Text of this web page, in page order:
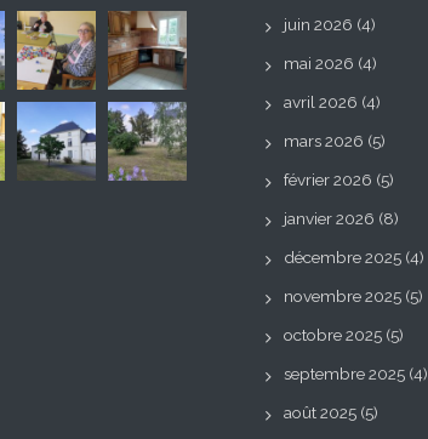
juin 2026 (4)
mai 2026 (4)
avril 2026 (4)
mars 2026 (5)
février 2026 (5)
janvier 2026 (8)
décembre 2025 (4)
novembre 2025 (5)
octobre 2025 (5)
septembre 2025 (4)
août 2025 (5)